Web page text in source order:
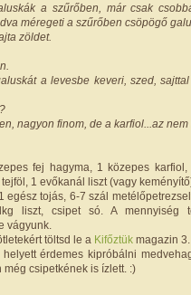
a szűrőben, már csak
méregeti a szűrőben csöpögő
zöldet.
a levesbe keveri, szed,
nagyon finom, de a karfiol...az
fej hagyma, 1 közepes
1 evőkanál liszt (vagy
1 egész tojás, 6-7 szál
liszt, csipet só. A mennyiség
vágyunk.
töltsd le a Kifőztük magazin
helyett érdemes kipróbálni
csipetkének is ízlett. :)